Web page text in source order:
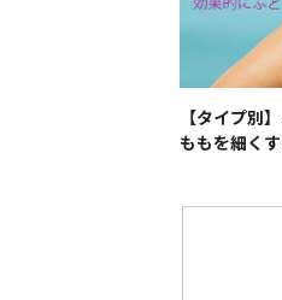
【タイプ別
ももを細く